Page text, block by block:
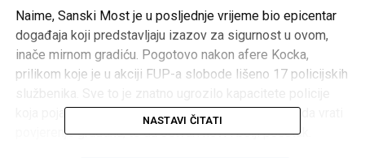
Naime, Sanski Most je u posljednje vrijeme bio epicentar
događaja koji predstavljaju izazov za sigurnost u ovom,
inače mirnom gradiću. Pogotovo nakon afere Kocka,
prilikom koje je u akciji FUP-a slobode lišeno 17 policijskih
koja pojačanim naporom u Sanskom Mostu nastoji da vrati
povjerenje građana, te da ostvari novi i bolji početak.
NASTAVI ČITATI